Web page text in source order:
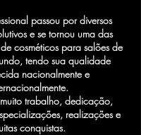
passou por diversos
e se tornou uma das
cosméticos para salões de
tendo sua qualidade
nacionalmente e
trabalho, dedicação,
realizações e
conquistas.